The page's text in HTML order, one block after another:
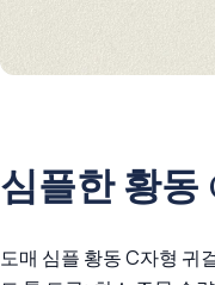
심플한 황동
도매 심플 황동 C자형 귀